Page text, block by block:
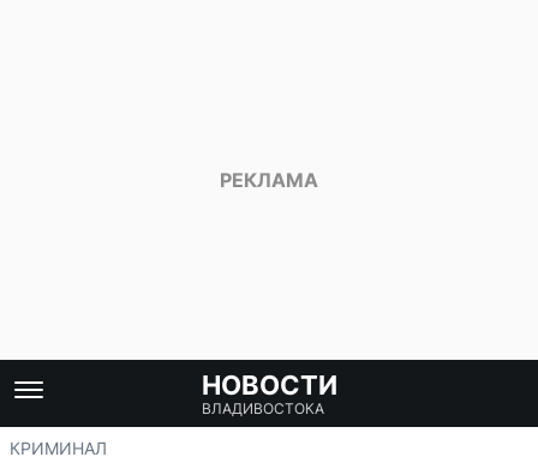
НОВОСТИ
ВЛАДИВОСТОКА
КРИМИНАЛ